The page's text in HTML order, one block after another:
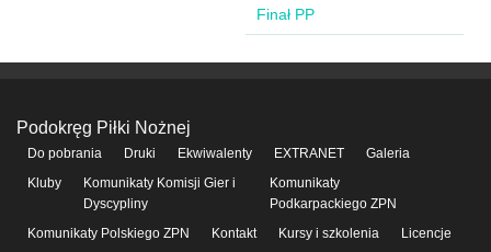
Finał PP
Podokręg Piłki Nożnej
Do pobrania Druki Ekwiwalenty EXTRANET
Galeria
Kluby
Komunikaty Komisji Gier i
Dyscypliny
Komunikaty
Podkarpackiego ZPN
Komunikaty Polskiego ZPN
Kontakt Kursy i szkolenia
Licencje